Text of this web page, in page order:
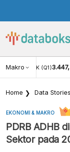
Makro
PDB ADHK (Q1)
Home Data Stories
EKONOMI & MAKRO
PDRB ADHB
Sektor pada